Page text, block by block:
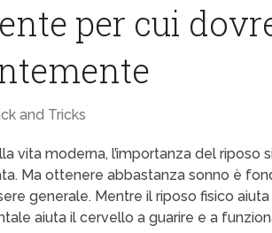
per cui
and Tricks
vita moderna, l’importanza del riposo
Ma ottenere abbastanza sonno è
generale. Mentre il riposo fisico
aiuta il cervello a guarire e a